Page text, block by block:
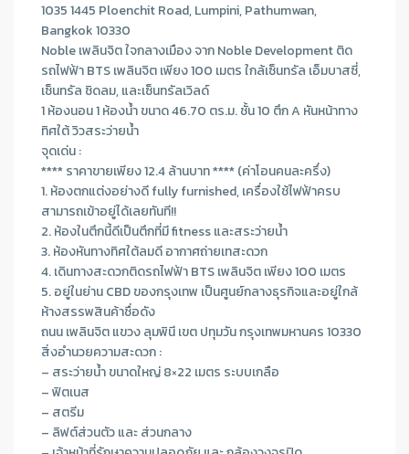
1035 1445 Ploenchit Road, Lumpini, Pathumwan,
Bangkok 10330
Noble เพลินจิต ใจกลางเมือง จาก Noble Development ติด
รถไฟฟ้า BTS เพลินจิต เพียง 100 เมตร ใกล้เซ็นทรัล เอ็มบาสซี่,
เซ็นทรัล ชิดลม, และเซ็นทรัลเวิลด์
1 ห้องนอน 1 ห้องน้ำ ขนาด 46.70 ตร.ม. ชั้น 10 ตึก A หันหน้าทาง
ทิศใต้ วิวสระว่ายน้ำ
จุดเด่น :
**** ราคาขายเพียง 12.4 ล้านบาท **** (ค่าโอนคนละครึ่ง)
1. ห้องตกแต่งอย่างดี fully furnished, เครื่องใช้ไฟฟ้าครบ
สามารถเข้าอยู่ได้เลยทันที!!
2. ห้องในตึกนี้ดีเป็นตึกที่มี fitness และสระว่ายน้ำ
3. ห้องหันทางทิศใต้ลมดี อากาศถ่ายเทสะดวก
4. เดินทางสะดวกติดรถไฟฟ้า BTS เพลินจิต เพียง 100 เมตร
5. อยู่ในย่าน CBD ของกรุงเทพ เป็นศูนย์กลางธุรกิจและอยู่ใกล้
ห้างสรรพสินค้าชื่อดัง
ถนน เพลินจิต แขวง ลุมพินี เขต ปทุมวัน กรุงเทพมหานคร 10330
สิ่งอำนวยความสะดวก :
– สระว่ายน้ำ ขนาดใหญ่ 8×22 เมตร ระบบเกลือ
– ฟิตเนส
– สตรีม
– ลิฟต์ส่วนตัว และ ส่วนกลาง